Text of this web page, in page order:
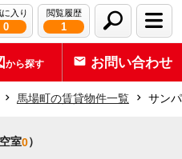
に入り
0
閲覧履歴
1
から探す お問い合わせ
馬場町の賃貸物件一覧 サン
空室0）